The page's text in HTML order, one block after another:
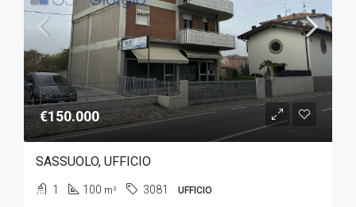
€150.000
SASSUOLO, UFFICIO
1 100 m² 3081 UFFICIO